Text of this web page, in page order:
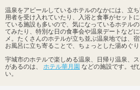
温泉をアピールしているホテルのなかには、立
用者を受け入れていたり、入浴と食事がセット
ている施設も多いので、気になっているホテル
てみたり、特別な日の食事会や温泉デートなど
メ。たくさんのホテルが立ち並ぶ温泉地では、
お風呂に立ち寄ることで、ちょっとした湯めぐり
宇城市のホテルで楽しめる温泉、日帰り温泉、
があるのは、 ホテル華月園 などの施設です。ぜ
い。